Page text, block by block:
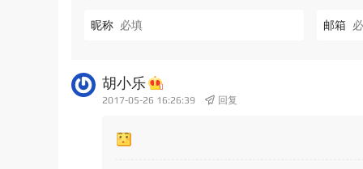
昵称 邮箱
胡小乐
2017-05-26 16:26:39 回复